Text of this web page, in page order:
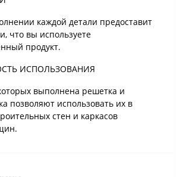
каждой детали предоставит
что вы используете
продукт.
ИСПОЛЬЗОВАНИЯ
выполнена решетка и
позволяют использовать их в
стен и каркасов